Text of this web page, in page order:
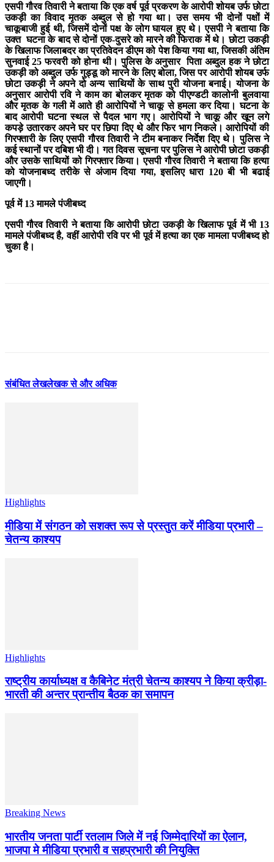
एसपी गौरव तिवारी ने बताया कि एक वर्ष पूर्व प्रकरण के आरोपी शोयब उर्फ छोटा
उकड़ी का विवाद मृतक अब्दुल से हो गया था। उस समय भी दोनों पक्षों में
चाकूबाजी हुई थी, जिसमें दोनों पक्ष के लोग घायल हुए थे। एसपी ने बताया कि
उक्त घटना के बाद से दोनों एक-दुसरे को मारने की फिराक में थे। छोटा उकड़ी
के खिलाफ जिलाबदर का प्रतिवेदन डीएम को पेश किया गया था, जिसकी अंतिम
सुनवाई 25 फरवरी को होना थी। पुलिस के अनुसार पिता अब्दुल हक ने छोटा
उकड़ी को अब्दुल उर्फ गुड्डू को मारने के लिए बोला, जिस पर आरोपी शोयब उर्फ
छोटा उकड़ी ने अपने दो अन्य साथियों के साथ पुरी योजना बनाई। योजना के
अनुसार आरोपी रवि ने काम का बोलकर मृतक को पीएण्डटी कालोनी बुलवाया
और मृतक के गली में आते ही आरोपियों ने चाकू से हमला कर दिया। घटना के
बाद आरोपी घटना स्थल से पैदल भाग गए। आरोपियों ने चाकू और खून लगे
कपड़े उतारकर अपने घर पर छिपा दिए थे और फिर भाग निकले। आरोपियों की
गिरफ्तारी के लिए एसपी गौरव तिवारी ने टीम बनाकर निर्देश दिए थे। पुलिस ने
कई स्थानों पर दबिश भी दी। गत दिवस सूचना पर पुलिस ने आरोपी छोटा उकड़ी
और उसके साथियों को गिरफ्तार किया। एसपी गौरव तिवारी ने बताया कि हत्या
को योजनाबध्द तरीके से अंजाम दिया गया, इसलिए धारा 120 बी भी बढाई
जाएगी।
पूर्व में 13 मामले पंजीबध्द
एसपी गौरव तिवारी ने बताया कि आरोपी छोटा उकड़ी के खिलाफ पूर्व में भी 13
मामले पंजीबध्द है, वहीं आरोपी रवि पर भी पूर्व में हत्या का एक मामला पजीबध्द हो
चुका है।
संबंधित लेखलेखक से और अधिक
Highlights
मीडिया में संगठन को सशक्त रूप से प्रस्तुत करें मीडिया प्रभारी –
चेतन्य काश्यप
Highlights
राष्ट्रीय कार्याध्यक्ष व कैबिनेट मंत्री चेतन्य काश्यप ने किया क्रीड़ा-
भारती की अन्तर प्रान्तीय बैठक का समापन
Breaking News
भारतीय जनता पार्टी रतलाम जिले में नई जिम्मेदारियों का ऐलान,
भाजपा मे मीडिया प्रभारी व सहप्रभारी की नियुक्ति